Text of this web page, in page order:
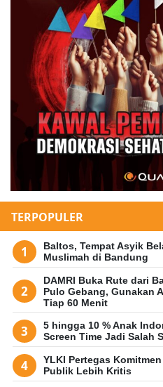
TERPOPULER
Baltos, Tempat Asyik
Muslimah di Bandung
DAMRI Buka Rute dari
Pulo Gebang, Gunakan
Tiap 60 Menit
5 hingga 10 % Anak
Screen Time Jadi Salah
YLKI Pertegas
Publik Lebih Kritis